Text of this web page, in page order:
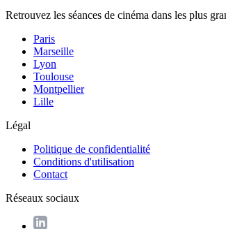
Retrouvez les séances de cinéma dans les plus
Paris
Marseille
Lyon
Toulouse
Montpellier
Lille
Légal
Politique de confidentialité
Conditions d'utilisation
Contact
Réseaux sociaux